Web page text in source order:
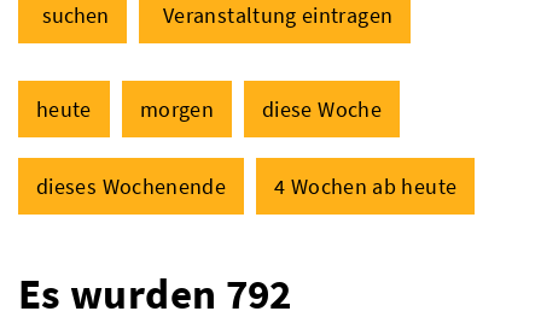
suchen Veranstaltung eintragen
heute morgen diese Woche
dieses Wochenende 4 Wochen ab heute
Es wurden 792